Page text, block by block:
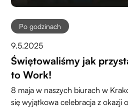
Po godzinach
9.5.2025
Świętowaliśmy jak
to Work!
8 maja w naszych biurach w
się wyjątkowa celebracja z okazji